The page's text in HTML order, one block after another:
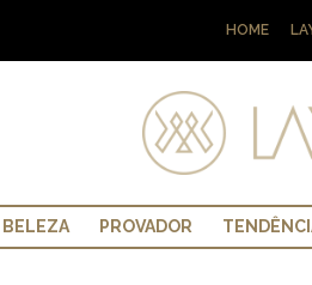
HOME
BELEZA PROVADOR